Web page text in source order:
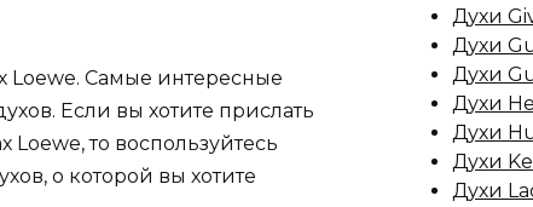
Loewe. Самые интересные
Если вы хотите прислать
то воспользуйтесь
о которой вы хотите
Духи
Духи
Духи
Духи
Духи
Духи
Духи